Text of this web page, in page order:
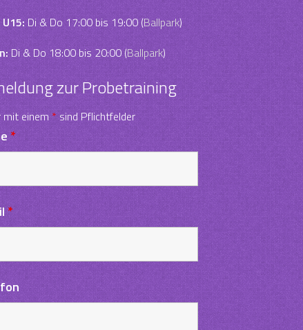
Di & Do 17:00 bis 19:00 (Ballpark)
Di & Do 18:00 bis 20:00 (Ballpark)
zur Probetraining
mit einem*sind Pflichtfelder
*
*